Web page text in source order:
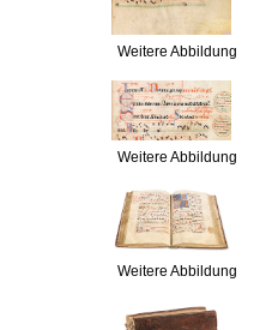
Weitere Abbildung
Weitere Abbildung
Weitere Abbildung